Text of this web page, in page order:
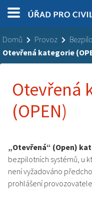
Domů Provoz
Otevřená kategorie
Otevřená
(OPEN)
„Otevřená“ (Open)
bezpilotních systémů, u
není vyžadováno
prohlášení